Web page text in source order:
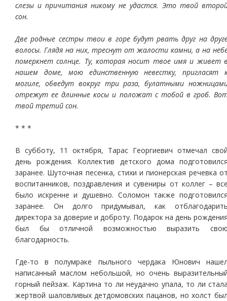
слезы и причитания никому не удастся. Это твой
сон.
Две родные сестры твои в горе будут рвать друг на
волосы. Глядя на них, треснут от жалости камни, а на
померкнет солнце. Ту, которая носит твое имя и живет
нашем доме, мою единственную невестку, пригласят
могиле, обведут вокруг три раза, булатными
отрежут ее длинные косы и положат с тобой в гроб.
твой третий сон.
* * *
В субботу, 11 октября, Тарас Георгиевич отмечал
день рождения. Коллектив детского дома
заранее. Шуточная песенка, стихи и пионерская речевка
воспитанников, поздравления и сувениры от коллег –
было искренне и душевно. Соломон также
заранее. Он долго придумывал, как
директора за доверие и доброту. Подарок на день
был бы отличной возможностью выразить
благодарность.
Где-то в полумраке пыльного чердака Юнович
написанный маслом небольшой, но очень
горный пейзаж. Картина то ли неудачно упала, то ли
жертвой шаловливых детдомовских пацанов, но холст